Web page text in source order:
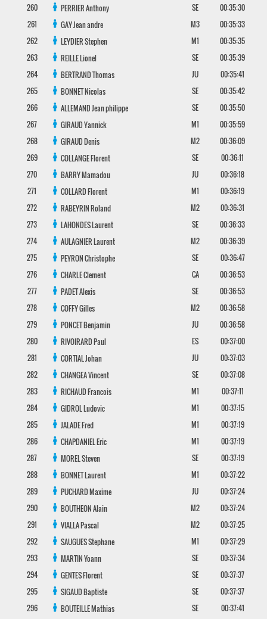
260
PERRIERAnthony SE
00:35:30
261
GAYJean andre M3
00:35:33
262
LEYDIERStephen M1
00:35:35
263
REILLELionel SE
00:35:39
264
BERTRANDThomas JU
00:35:41
265
BONNETNicolas SE
00:35:42
266
ALLEMANDJean philippe SE
00:35:50
267
GIRAUDYannick M1
00:35:59
268
GIRAUDDenis M2
00:36:09
269
COLLANGEFlorent SE
00:36:11
270
BARRYMamadou JU
00:36:18
271
COLLARDFlorent M1
00:36:19
272
RABEYRINRoland M2
00:36:31
273
LAHONDESLaurent SE
00:36:33
274
AULAGNIERLaurent M2
00:36:39
275
PEYRONChristophe SE
00:36:47
276
CHARLEClement CA
00:36:53
277
PADETAlexis SE
00:36:53
278
COFFYGilles M2
00:36:58
279
PONCETBenjamin JU
00:36:58
280
RIVOIRARDPaul ES
00:37:00
281
CORTIALJohan JU
00:37:03
282
CHANGEAVincent SE
00:37:08
283
RICHAUDFrancois M1
00:37:11
284
GIDROLLudovic M1
00:37:15
285
JALADEFred M1
00:37:19
286
CHAPDANIELEric M1
00:37:19
287
MORELSteven SE
00:37:19
288
BONNETLaurent M1
00:37:22
289
PUCHARDMaxime JU
00:37:24
290
BOUTHEONAlain M2
00:37:24
291
VIALLAPascal M2
00:37:25
292
SAUGUESStephane M1
00:37:29
293
MARTINYoann SE
00:37:34
294
GENTESFlorent SE
00:37:37
295
SIGAUDBaptiste SE
00:37:37
296
BOUTEILLEMathias SE
00:37:41